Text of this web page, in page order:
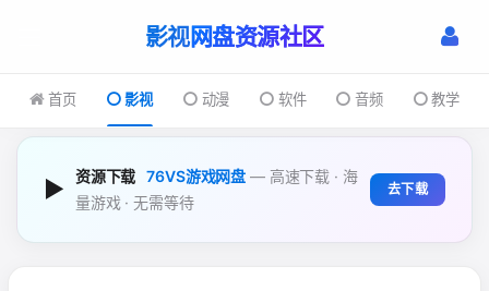
影视
首页 影视 动漫 软件 音频 教学
▶ 资源下载 76VS游戏网盘 — 高速下载 · 海
量游戏 · 无需等待
去下载